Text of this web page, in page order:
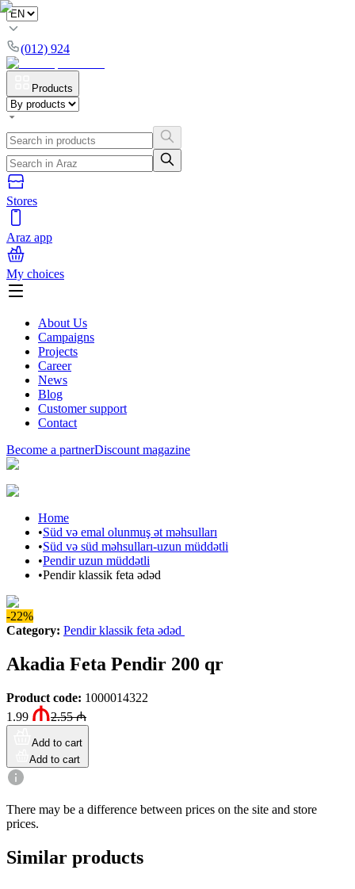
(012) 924
Products
Stores
Araz app
My choices
About Us
Campaigns
Projects
Career
News
Blog
Customer support
Contact
Become a partnerDiscount magazine
Home
•Süd və emal olunmuş ət məhsulları
•Süd və süd məhsulları-uzun müddətli
•Pendir uzun müddətli
•Pendir klassik feta ədəd
-22%
Category: Pendir klassik feta ədəd
Akadia Feta Pendir 200 qr
Product code: 1000014322
1.99
2.55₼
Add to cart
Add to cart
There may be a difference between prices on the site and store
prices.
Similar products